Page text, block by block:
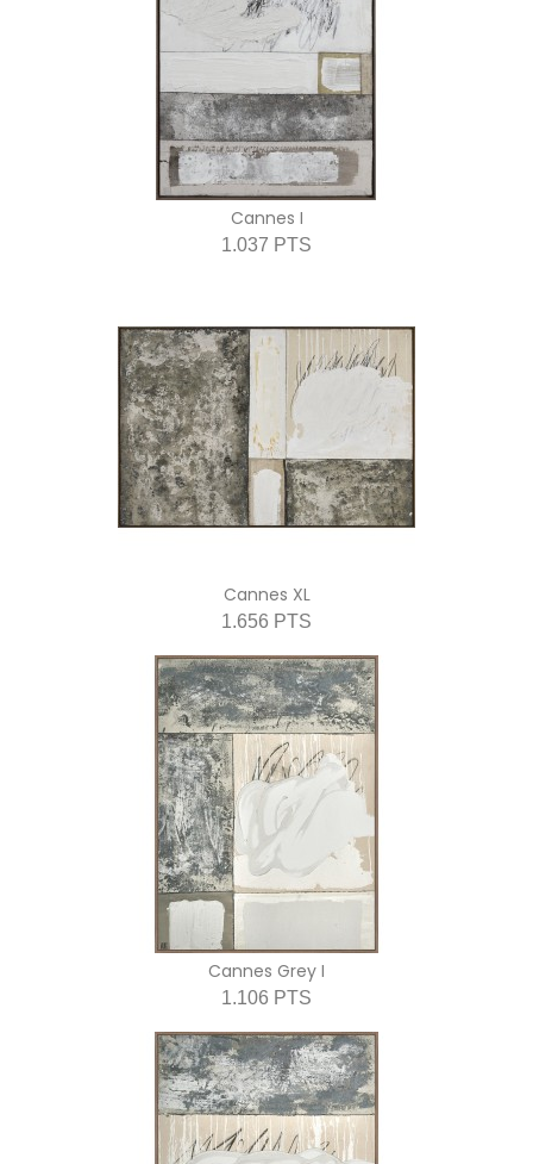
Cannes I
1.037 PTS
Cannes XL
1.656 PTS
Cannes Grey I
1.106 PTS